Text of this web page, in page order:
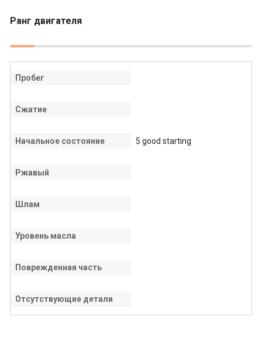
Ранг двигателя
Пробег
Сжатие
Начальное состояние 5 good starting
Ржавый
Шлам
Уровень масла
Поврежденная часть
Отсутствующие детали